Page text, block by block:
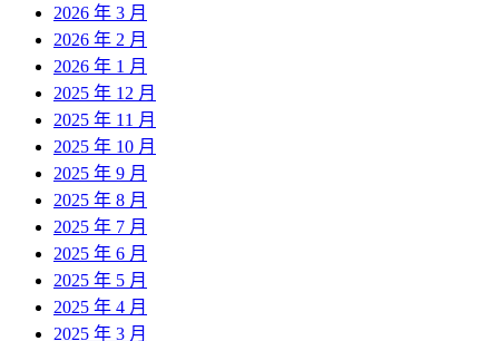
2026 年 3 月
2026 年 2 月
2026 年 1 月
2025 年 12 月
2025 年 11 月
2025 年 10 月
2025 年 9 月
2025 年 8 月
2025 年 7 月
2025 年 6 月
2025 年 5 月
2025 年 4 月
2025 年 3 月